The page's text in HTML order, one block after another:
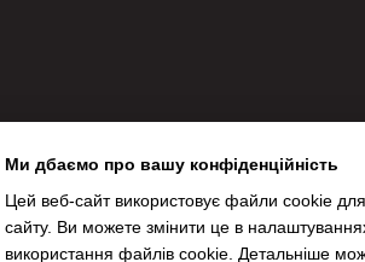
для шлангів конкретного
За рахунок простої
Оперативне
Знайти недорогий, але
системи поливу. Ми
Вінницю, Одесу, Дніпро,
Для нових систем або
Ми дбаємо про вашу конфіденційність
Цей веб-сайт використовує файли cookie
сайту. Ви можете змінити це в
використання файлів cookie. Детальніше